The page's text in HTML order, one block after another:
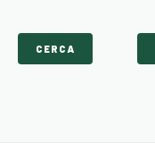
CERCA